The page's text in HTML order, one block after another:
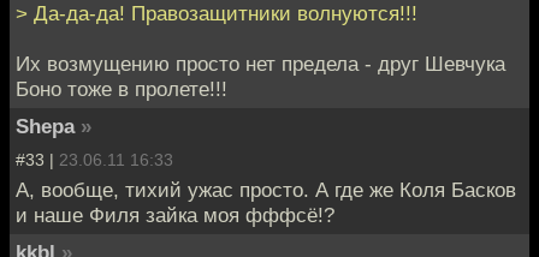
> Да-да-да! Правозащитники волнуются!!!
Их возмущению просто нет предела - друг Шевчука
Боно тоже в пролете!!!
Shepa »
#33 | 23.06.11 16:33
А, вообще, тихий ужас просто. А где же Коля Басков
и наше Филя зайка моя фффсё!?